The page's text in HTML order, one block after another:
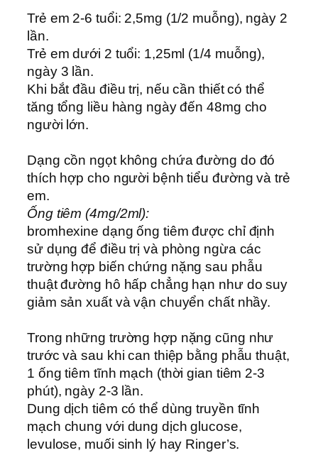
Trẻ em 2-6 tuổi: 2,5mg (1/2 muỗng), ngày 2
lần.
Trẻ em dưới 2 tuổi: 1,25ml (1/4 muỗng),
ngày 3 lần.
Khi bắt đầu điều trị, nếu cần thiết có thể
tăng tổng liều hàng ngày đến 48mg cho
người lớn.
Dạng cồn ngọt không chứa đường do đó
thích hợp cho người bệnh tiểu đường và trẻ
em.
Ống tiêm (4mg/2ml):
bromhexine dạng ống tiêm được chỉ định
sử dụng để điều trị và phòng ngừa các
trường hợp biến chứng nặng sau phẫu
thuật đường hô hấp chẳng hạn như do suy
giảm sản xuất và vận chuyển chất nhầy.
Trong những trường hợp nặng cũng như
trước và sau khi can thiệp bằng phẫu thuật,
1 ống tiêm tĩnh mạch (thời gian tiêm 2-3
phút), ngày 2-3 lần.
Dung dịch tiêm có thể dùng truyền tĩnh
mạch chung với dung dịch glucose,
levulose, muối sinh lý hay Ringer’s.